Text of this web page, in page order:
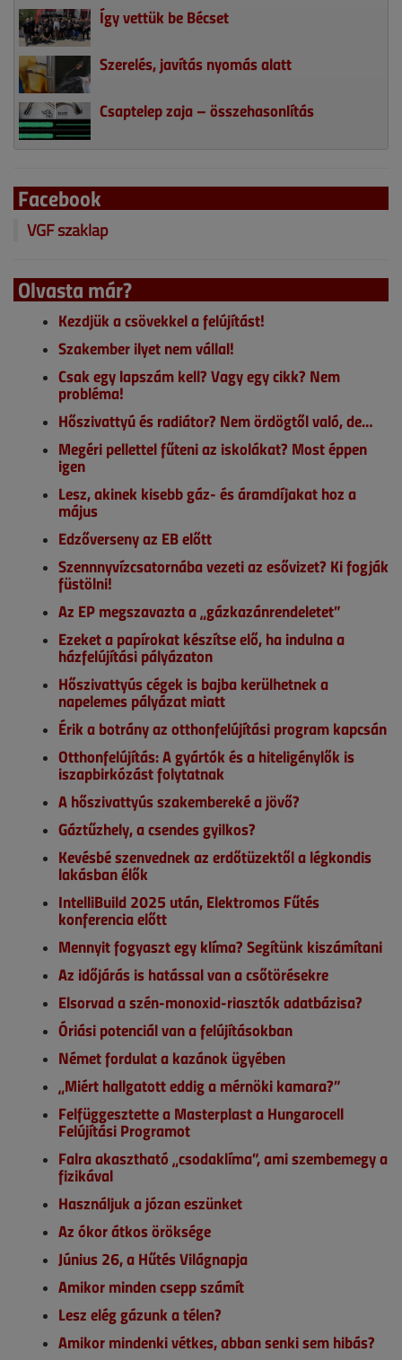
Így vettük be Bécset
Szerelés, javítás nyomás alatt
Csaptelep zaja – összehasonlítás
Facebook
VGF szaklap
Olvasta már?
Kezdjük a csövekkel a felújítást!
Szakember ilyet nem vállal!
Csak egy lapszám kell? Vagy egy cikk? Nem
probléma!
Hőszivattyú és radiátor? Nem ördögtől való, de…
Megéri pellettel fűteni az iskolákat? Most éppen
igen
Lesz, akinek kisebb gáz- és áramdíjakat hoz a
május
Edzőverseny az EB előtt
Szennnyvízcsatornába vezeti az esővizet? Ki fogják
füstölni!
Az EP megszavazta a „gázkazánrendeletet”
Ezeket a papírokat készítse elő, ha indulna a
házfelújítási pályázaton
Hőszivattyús cégek is bajba kerülhetnek a
napelemes pályázat miatt
Érik a botrány az otthonfelújítási program kapcsán
Otthonfelújítás: A gyártók és a hiteligénylők is
iszapbirkózást folytatnak
A hőszivattyús szakembereké a jövő?
Gáztűzhely, a csendes gyilkos?
Kevésbé szenvednek az erdőtüzektől a légkondis
lakásban élők
IntelliBuild 2025 után, Elektromos Fűtés
konferencia előtt
Mennyit fogyaszt egy klíma? Segítünk kiszámítani
Az időjárás is hatással van a csőtörésekre
Elsorvad a szén-monoxid-riasztók adatbázisa?
Óriási potenciál van a felújításokban
Német fordulat a kazánok ügyében
„Miért hallgatott eddig a mérnöki kamara?”
Felfüggesztette a Masterplast a Hungarocell
Felújítási Programot
Falra akasztható „csodaklíma”, ami szembemegy a
fizikával
Használjuk a józan eszünket
Az ókor átkos öröksége
Június 26, a Hűtés Világnapja
Amikor minden csepp számít
Lesz elég gázunk a télen?
Amikor mindenki vétkes, abban senki sem hibás?